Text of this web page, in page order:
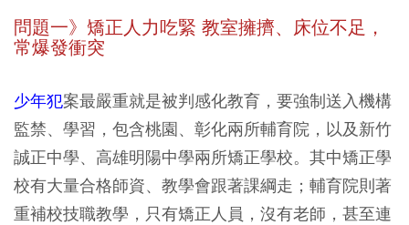
問題一》矯正人力吃緊 教室擁擠、床位不足，
常爆發衝突
少年犯案最嚴重就是被判感化教育，要強制送入機構
監禁、學習，包含桃園、彰化兩所輔育院，以及新竹
誠正中學、高雄明陽中學兩所矯正學校。其中矯正學
校有大量合格師資、教學會跟著課綱走；輔育院則著
重補校技職教學，只有矯正人員，沒有老師，甚至連